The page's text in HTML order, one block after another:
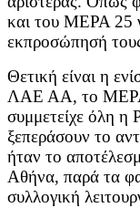
και του ΜΕΡΑ 25
εκπροσώπησή τους
Θετική είναι η
ΛΑΕ ΑΑ, το
συμμετείχε όλη
ξεπεράσουν το
ήταν το
Αθήνα, παρά τα
συλλογική